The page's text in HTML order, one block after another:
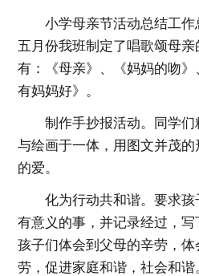
小学母亲节活动总结工作
五月份我班制定了唱歌颂母
有：《母亲》、《妈妈的吻
有妈妈好》。
制作手抄报活动。同学们
与绘画于一体，用图文并茂
的爱。
化为行动共和谐。要求孩
有意义的事，并记录经过，写
孩子们体会到父母的辛劳，
劳，促进家庭和谐，社会和谐